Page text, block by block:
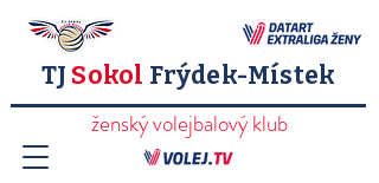
TJ Sokol Frýdek-Místek
ženský volejbalový klub